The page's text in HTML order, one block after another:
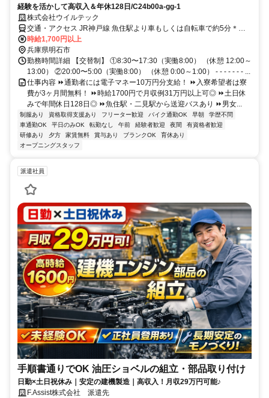
経験を活かして高収入＆年休128日/C24b00a-gg-1
株式会社ウイルテック
交通・アクセス JR神戸線 魚住駅より車もしくは自転車で約5分＊車/
バイク/電車/バス/自転車/徒歩通勤OK（JR魚住駅と山陽電車東二見駅
より送迎バスあり）
時給1,700円以上
兵庫県明石市
勤務時間詳細 【交替制】 ①8:30〜17:30（実働8:00） （休憩 12:00～
13:00） ②20:00〜5:00（実働8:00） （休憩 0:00～1:00） - - - - - - - ...
仕事内容 ⏩通勤者には電子マネー10万円分支給！ ⏩入寮希望者は寮
費が3ヶ月間無料！ ⏩時給1700円で月収例31万円以上可◎ ⏩土日休
みで年間休日128日◎ ⏩魚住駅・二見駅から送迎バスあり ⏩男女...
制服あり 資格取得支援あり フリーター歓迎 バイク通勤OK 早朝
学歴不問
車通勤OK
平日のみOK 転勤なし 午前 経験者歓迎 夜間
有資格者歓迎
研修あり
夕方 家賃無料 賞与あり ブランクOK
育休あり
オープニングスタッフ
派遣社員
手順書通りでOK 油圧ショベルの組立・部品取り付け
日勤×土日祝休み｜安定の建機製造｜高収入！月収29万円可能♪
F.Assist株式会社 派遣先